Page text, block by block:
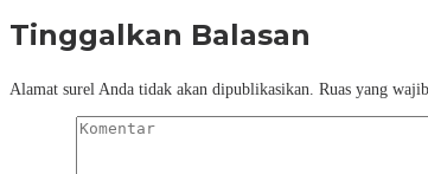
Tinggalkan Balasan
Alamat surel Anda tidak akan dipublikasikan. Ruas yang